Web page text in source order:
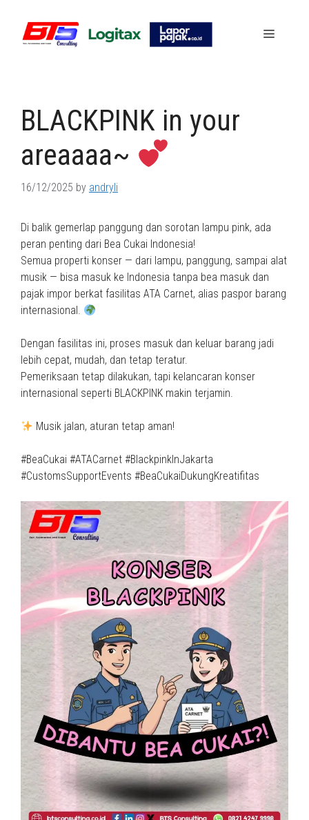
content
Menu
BLACKPINK in your
areaaaa~
16/12/2025 by andryli
Di balik gemerlap panggung dan sorotan lampu pink, ada
peran penting dari Bea Cukai Indonesia!
Semua properti konser — dari lampu, panggung, sampai alat
musik — bisa masuk ke Indonesia tanpa bea masuk dan
pajak impor berkat fasilitas ATA Carnet, alias paspor barang
internasional.
Dengan fasilitas ini, proses masuk dan keluar barang jadi
lebih cepat, mudah, dan tetap teratur.
Pemeriksaan tetap dilakukan, tapi kelancaran konser
internasional seperti BLACKPINK makin terjamin.
Musik jalan, aturan tetap aman!
#BeaCukai #ATACarnet #BlackpinkInJakarta
#CustomsSupportEvents #BeaCukaiDukungKreatifitas